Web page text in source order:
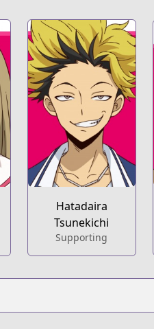
Hatadaira
Tsunekichi
Supporting